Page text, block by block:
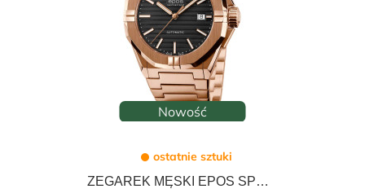
Nowość
ostatnie sztuki
ZEGAREK MĘSKI EPOS SPORTIVE AUTOMATIC 41mm 3506.132.24.15.34